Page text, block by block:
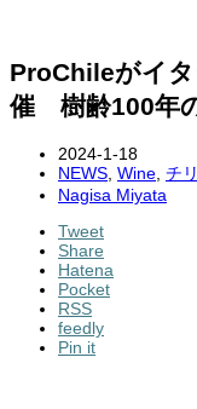
ProChileがイ
催 樹齢100年
2024-1-18
NEWS, Wine, チ
Nagisa Miyata
Tweet
Share
Hatena
Pocket
RSS
feedly
Pin it